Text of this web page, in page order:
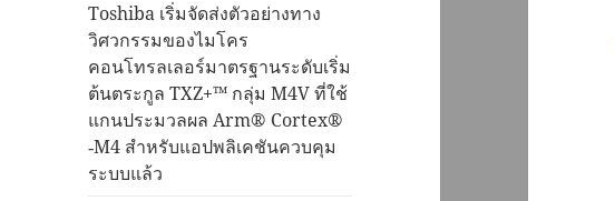
Toshiba เริ่มจัดส่งตัวอย่างทาง
วิศวกรรมของไมโคร
คอนโทรลเลอร์มาตรฐานระดับเริ่ม
ต้นตระกูล TXZ+™ กลุ่ม M4V ที่ใช้
แกนประมวลผล Arm® Cortex®
‑M4 สำหรับแอปพลิเคชันควบคุม
ระบบแล้ว